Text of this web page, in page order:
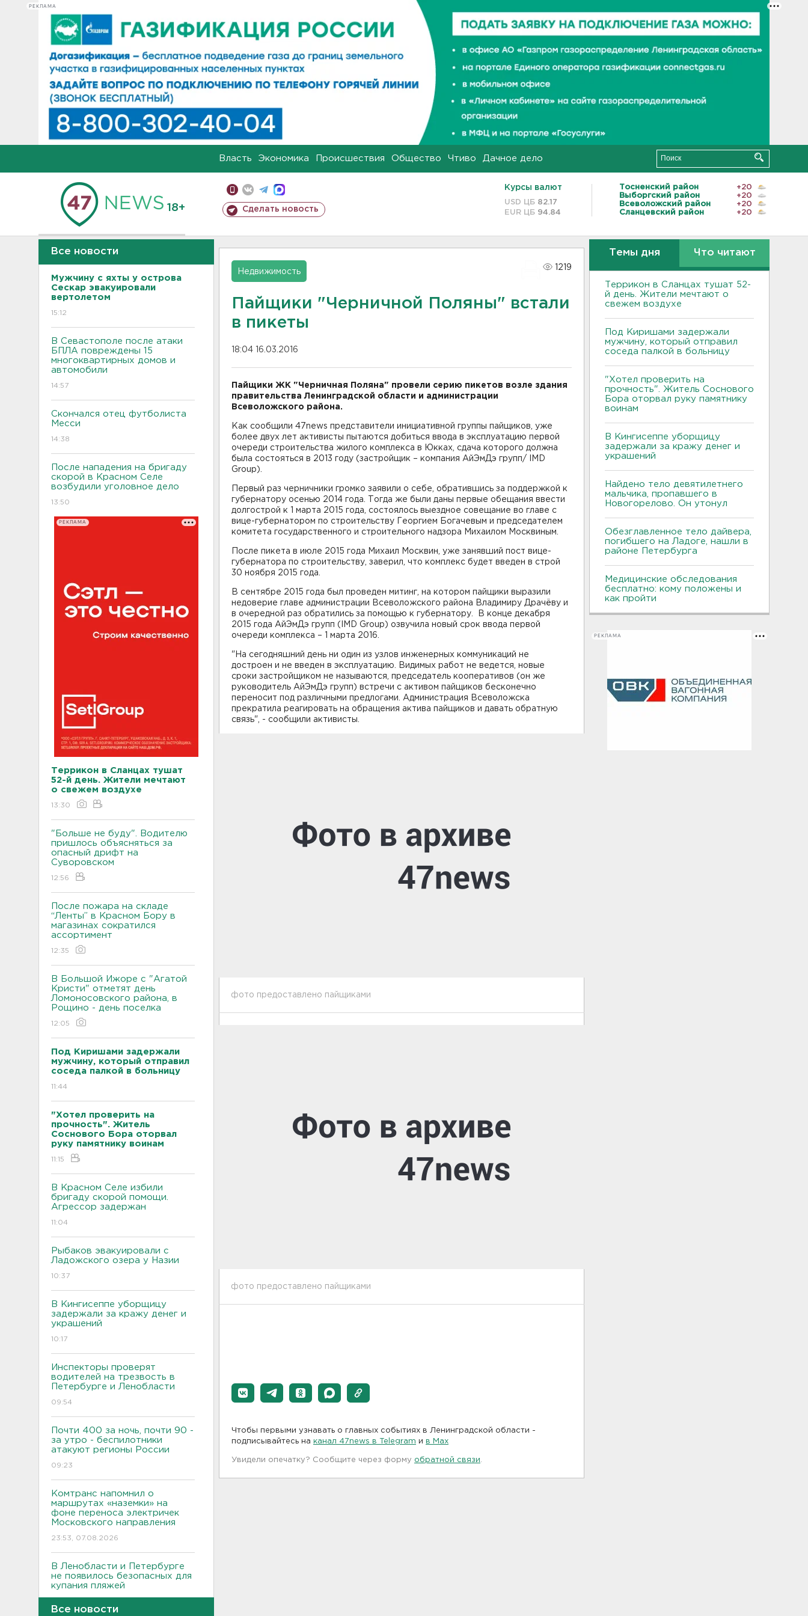
РЕКЛАМА
Власть Экономика Происшествия Общество Чтиво Дачное дело
18+ Сделать новость
Курсы валют
USD ЦБ 82.17
EUR ЦБ 94.84
Тосненский район
+20
Выборгский район
+20
Всеволожский район
+20
Сланцевский район
+20
Все новости
Мужчину с яхты у острова
Сескар эвакуировали
вертолетом
15:12
В Севастополе после атаки
БПЛА повреждены 15
многоквартирных домов и
автомобили
14:57
Скончался отец футболиста
Месси
14:38
После нападения на бригаду
скорой в Красном Селе
возбудили уголовное дело
13:50
РЕКЛАМА
Террикон в Сланцах тушат
52-й день. Жители мечтают
о свежем воздухе
13:30
"Больше не буду". Водителю
пришлось объясняться за
опасный дрифт на
Суворовском
12:56
После пожара на складе
“Ленты” в Красном Бору в
магазинах сократился
ассортимент
12:35
В Большой Ижоре с "Агатой
Кристи" отметят день
Ломоносовского района, в
Рощино - день поселка
12:05
Под Киришами задержали
мужчину, который отправил
соседа палкой в больницу
11:44
"Хотел проверить на
прочность". Житель
Соснового Бора оторвал
руку памятнику воинам
11:15
В Красном Селе избили
бригаду скорой помощи.
Агрессор задержан
11:04
Рыбаков эвакуировали с
Ладожского озера у Назии
10:37
В Кингисеппе уборщицу
задержали за кражу денег и
украшений
10:17
Инспекторы проверят
водителей на трезвость в
Петербурге и Ленобласти
09:54
Почти 400 за ночь, почти 90 -
за утро - беспилотники
атакуют регионы России
09:23
Комтранс напомнил о
маршрутах «наземки» на
фоне переноса электричек
Московского направления
23:53, 07.08.2026
В Ленобласти и Петербурге
не появилось безопасных для
купания пляжей
Все новости
Недвижимость
1219
Пайщики "Черничной Поляны" встали
в пикеты
18:04 16.03.2016
Пайщики ЖК "Черничная Поляна" провели серию пикетов возле здания
правительства Ленинградской области и администрации
Всеволожского района.
Как сообщили 47news представители инициативной группы пайщиков, уже
более двух лет активисты пытаются добиться ввода в эксплуатацию первой
очереди строительства жилого комплекса в Юкках, сдача которого должна
была состояться в 2013 году (застройщик – компания АйЭмДэ групп/ IMD
Group).
Первый раз черничники громко заявили о себе, обратившись за поддержкой к
губернатору осенью 2014 года. Тогда же были даны первые обещания ввести
долгострой к 1 марта 2015 года, состоялось выездное совещание во главе с
вице-губернатором по строительству Георгием Богачевым и председателем
комитета государственного и строительного надзора Михаилом Москвиным.
После пикета в июле 2015 года Михаил Москвин, уже занявший пост вице-
губернатора по строительству, заверил, что комплекс будет введен в строй
30 ноября 2015 года.
В сентябре 2015 года был проведен митинг, на котором пайщики выразили
недоверие главе администрации Всеволожского района Владимиру Драчёву и
в очередной раз обратились за помощью к губернатору. В конце декабря
2015 года АйЭмДэ групп (IMD Group) озвучила новый срок ввода первой
очереди комплекса – 1 марта 2016.
"На сегодняшний день ни один из узлов инженерных коммуникаций не
достроен и не введен в эксплуатацию. Видимых работ не ведется, новые
сроки застройщиком не называются, председатель кооперативов (он же
руководитель АйЭмДэ групп) встречи с активом пайщиков бесконечно
переносит под различными предлогами. Администрация Всеволожска
прекратила реагировать на обращения актива пайщиков и давать обратную
связь", - сообщили активисты.
фото предоставлено пайщиками
фото предоставлено пайщиками
Чтобы первыми узнавать о главных событиях в Ленинградской области -
подписывайтесь на канал 47news в Telegram и в Maх
Увидели опечатку? Сообщите через форму обратной связи
Темы дня Что читают
Террикон в Сланцах тушат 52-
й день. Жители мечтают о
свежем воздухе
Под Киришами задержали
мужчину, который отправил
соседа палкой в больницу
"Хотел проверить на
прочность". Житель Соснового
Бора оторвал руку памятнику
воинам
В Кингисеппе уборщицу
задержали за кражу денег и
украшений
Найдено тело девятилетнего
мальчика, пропавшего в
Новогорелово. Он утонул
Обезглавленное тело дайвера,
погибшего на Ладоге, нашли в
районе Петербурга
Медицинские обследования
бесплатно: кому положены и
как пройти
РЕКЛАМА